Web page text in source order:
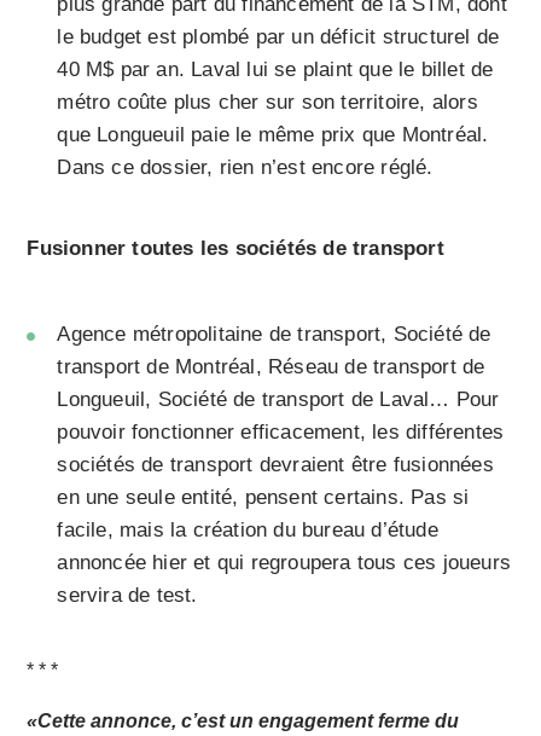
le budget est plombé par un déficit structurel de
40 M$ par an. Laval lui se plaint que le billet de
métro coûte plus cher sur son territoire, alors
que Longueuil paie le même prix que Montréal.
Dans ce dossier, rien n’est encore réglé.
Fusionner toutes les sociétés de transport
Agence métropolitaine de transport, Société de
transport de Montréal, Réseau de transport de
Longueuil, Société de transport de Laval… Pour
pouvoir fonctionner efficacement, les différentes
sociétés de transport devraient être fusionnées
en une seule entité, pensent certains. Pas si
facile, mais la création du bureau d’étude
annoncée hier et qui regroupera tous ces joueurs
servira de test.
* * *
«Cette annonce, c’est un engagement ferme du